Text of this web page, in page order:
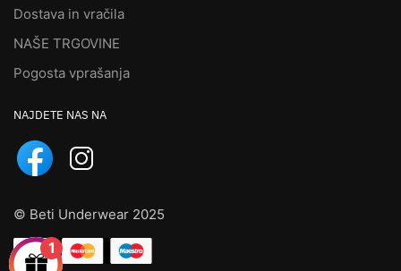
Dostava in vračila
NAŠE TRGOVINE
Pogosta vprašanja
NAJDETE NAS NA
© Beti Underwear 2025
1